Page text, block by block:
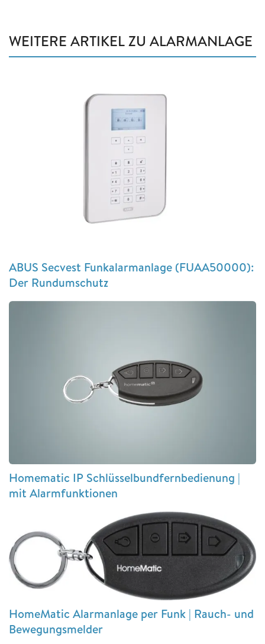
WEITERE ARTIKEL ZU ALARMANLAGE
ABUS Secvest Funkalarmanlage (FUAA50000):
Der Rundumschutz
Homematic IP Schlüsselbundfernbedienung |
mit Alarmfunktionen
HomeMatic Alarmanlage per Funk | Rauch- und
Bewegungsmelder